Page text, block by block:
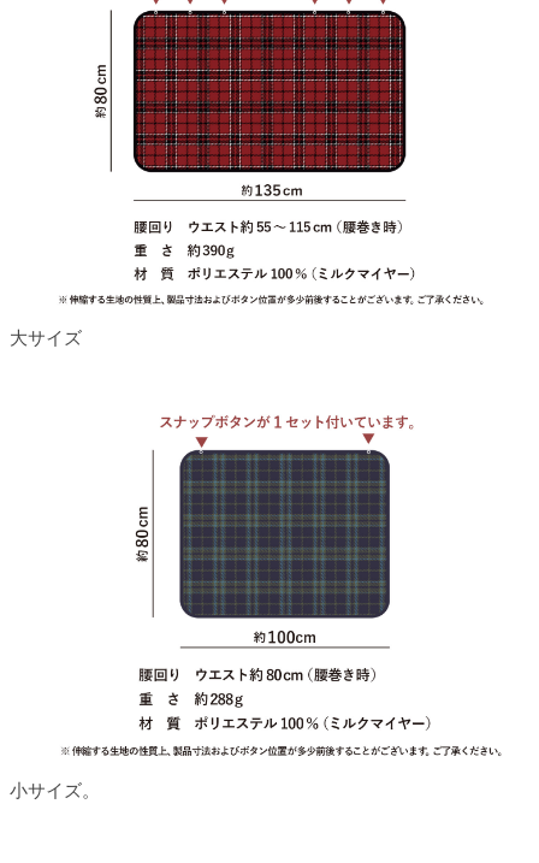
大サイズ
小サイズ。